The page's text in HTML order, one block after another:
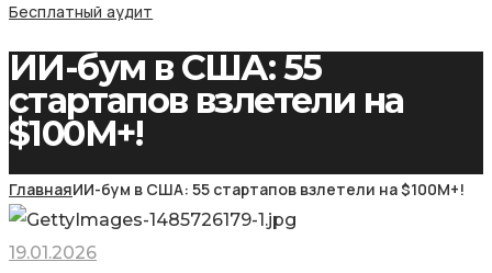
Бесплатный аудит
ИИ-бум в США: 55
стартапов взлетели на
$100M+!
ГлавнаяИИ-бум в США: 55 стартапов взлетели на $100M+!
19.01.2026